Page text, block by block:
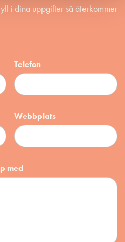
i dina uppgifter så återkommer
Telefon
Webbplats
med